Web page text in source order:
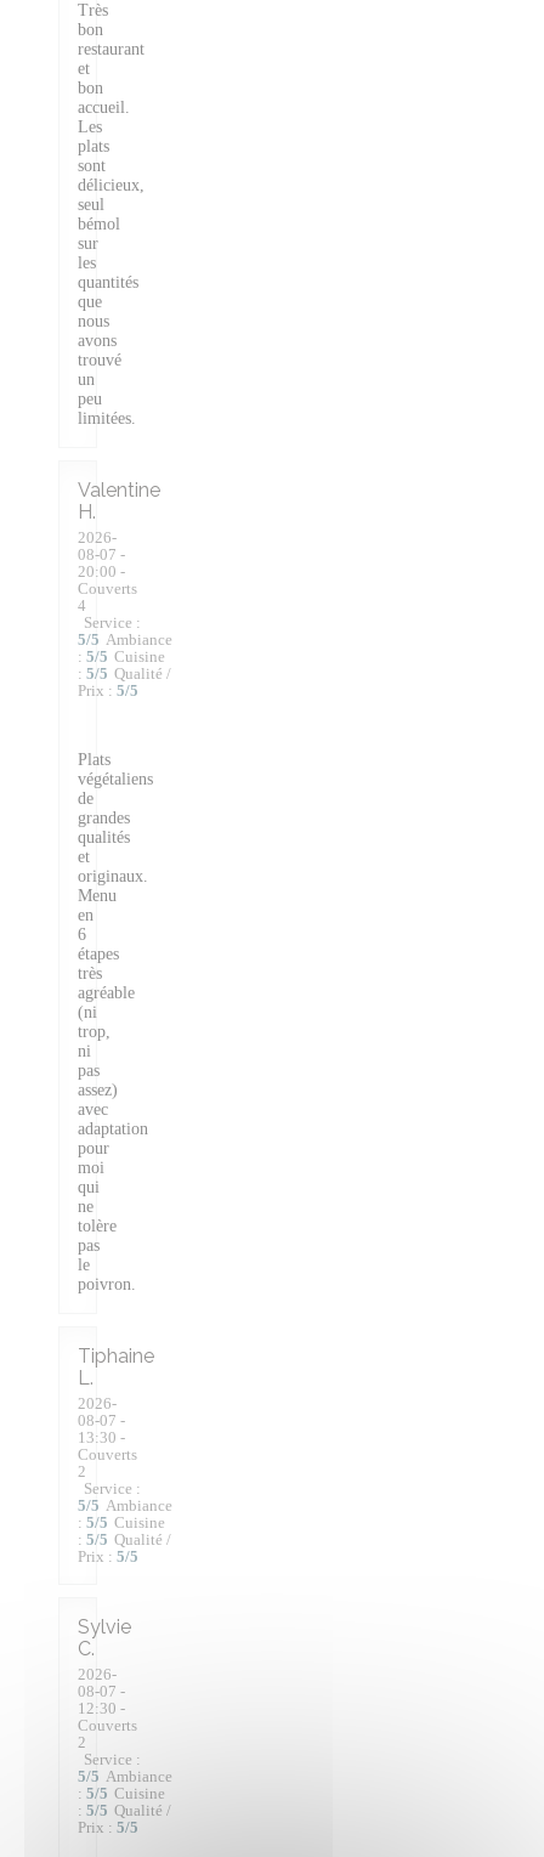
Très
bon
restaurant
et
bon
accueil.
Les
plats
sont
délicieux,
seul
bémol
sur
les
quantités
que
nous
avons
trouvé
un
peu
limitées.
Valentine
H
2026-
08-07 -
20:00 -
Couverts
4
Service :
5/5 Ambiance
: 5/5 Cuisine
: 5/5 Qualité /
Prix : 5/5
Plats
végétaliens
de
grandes
qualités
et
originaux.
Menu
en
6
étapes
très
agréable
(ni
trop,
ni
pas
assez)
avec
adaptation
pour
moi
qui
ne
tolère
pas
le
poivron.
Tiphaine
L
2026-
08-07 -
13:30 -
Couverts
2
Service :
5/5 Ambiance
: 5/5 Cuisine
: 5/5 Qualité /
Prix : 5/5
Sylvie
C
2026-
08-07 -
12:30 -
Couverts
2
Service :
5/5 Ambiance
: 5/5 Cuisine
: 5/5 Qualité /
Prix : 5/5